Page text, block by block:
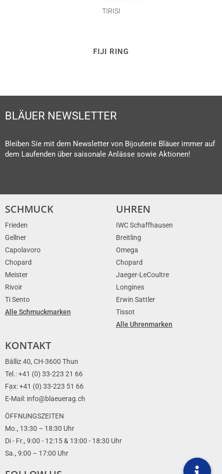
TIRISI
FIJI RING
BLÄUER NEWSLETTER
Bleiben Sie mit dem Newsletter von Bijouterie Bläuer immer auf
dem Laufenden über saisonale Anlässe sowie Aktionen!
SCHMUCK
Frieden
Gellner
Capolavoro
Chopard
Meister
Rivoir
Ti Sento
Alle Schmuckmarken
UHREN
IWC Schaffhausen
Breitling
Omega
Chopard
Jaeger-LeCoultre
Longines
Erwin Sattler
Tissot
Alle Uhrenmarken
KONTAKT
Bälliz 40, CH-3600 Thun
Tel.: +41 (0) 33-223 21 66
Fax: +41 (0) 33-223 51 66
E-Mail: info@blaeuerag.ch
ÖFFNUNGSZEITEN
Mo., 13:30 – 18:30 Uhr
Di - Fr., 9:00 - 12:15 & 13:00 - 18:30 Uhr
Sa., 9:00 – 17:00 Uhr